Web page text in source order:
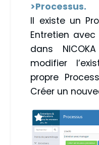
>Processus.
Il existe un
Entretien
dans
modifier
propre
Créer un